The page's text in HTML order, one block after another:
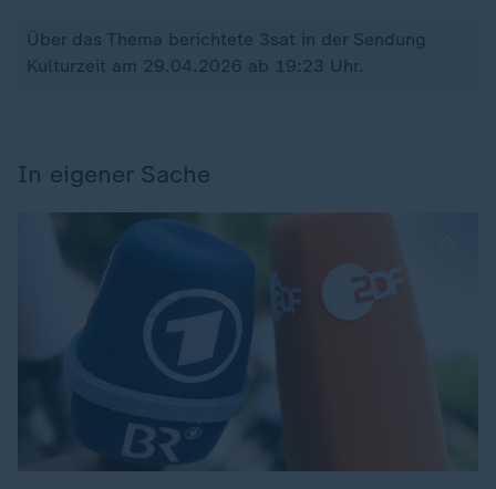
Über das Thema berichtete 3sat in der Sendung
Kulturzeit am 29.04.2026 ab 19:23 Uhr.
In eigener Sache